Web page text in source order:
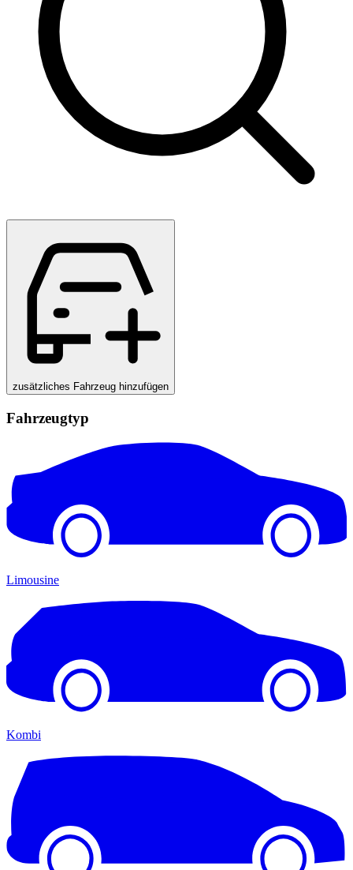
zusätzliches Fahrzeug hinzufügen
Fahrzeugtyp
Limousine
Kombi